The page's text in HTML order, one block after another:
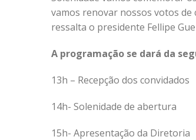
vamos renovar nossos votos
ressalta o presidente Fellipe
A programação se dará da
13h – Recepção dos convidados
14h- Solenidade de abertura
15h- Apresentação da Diretoria